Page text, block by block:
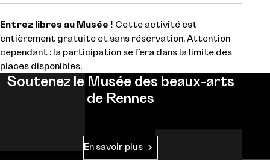
Entrez libres au Musée ! Cette activité est
entièrement gratuite et sans réservation. Attention
cependant : la participation se fera dans la limite des
places disponibles.
Soutenez le Musée des beaux-arts
de Rennes
En savoir plus